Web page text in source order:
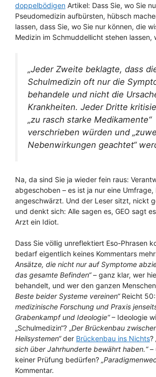
doppelbödigen Artikel: Dass Sie, wo Sie
Pseudomedizin aufbürsten, hübsch
lassen, dass Sie, wo Sie nur können, die
Medizin im Schmuddellicht stehen lassen,
„Jeder Zweite beklagte, dass
Schulmedizin oft nur die
behandele und nicht die
Krankheiten. Jeder Dritte
„zu rasch starke Medikamente“
verschrieben würden und
Nebenwirkungen geachtet“
Na, da sind Sie ja wieder fein raus:
abgeschoben – es ist ja nur eine Umfrage,
angeschwärzt. Und der Leser sitzt, nickt
und denkt sich: Alle sagen es, GEO sagt
Arzt ein Idiot.
Dass Sie völlig unreflektiert Eso-Phrasen
bedarf eigentlich keines Kommentars
Ansätze, die nicht nur auf Symptome
das gesamte Befinden“– ganz klar, wer
behandelt, und wer den ganzen
Beste beider Systeme vereinen“Reicht
medizinische Forschung und Praxis
Grabenkampf und Ideologie“– Ideologie
„Schulmedizin“? „Der Brückenbau
Heilsystemen“der Brückenbau ins Nichts?
sich über Jahrhunderte bewährt haben.“–
keiner Prüfung bedürfen?
Kommentar.